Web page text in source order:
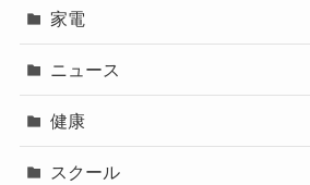
家電
ニュース
健康
スクール